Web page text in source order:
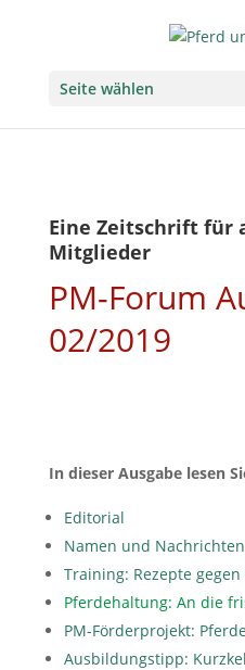
Seite wählen
Eine Zeitschrift für
Mitglieder
PM-Forum
02/2019
In dieser Ausgabe lesen
Editorial
Namen und Nachrichten
Training: Rezepte
Pferdehaltung: An die
PM-Förderprojekt:
Ausbildungstipp: